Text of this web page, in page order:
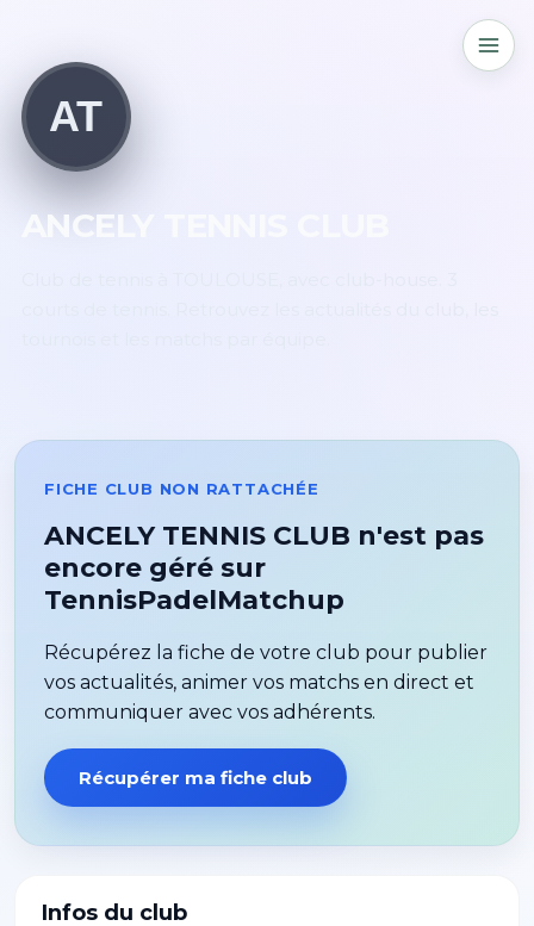
AT
ANCELY TENNIS CLUB
Infos du club
FICHE CLUB NON RATTACHÉE
ANCELY TENNIS CLUB n'est pas
encore géré sur
TennisPadelMatchup
Récupérez la fiche de votre club pour publier
vos actualités, animer vos matchs en direct et
communiquer avec vos adhérents.
Récupérer ma fiche club